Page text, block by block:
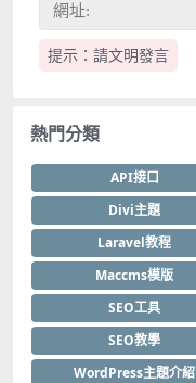
提示：請文明發言
熱門分類
API接口
Divi主題
Laravel教程
Maccms模版
SEO工具
SEO教學
WordPress主題介紹